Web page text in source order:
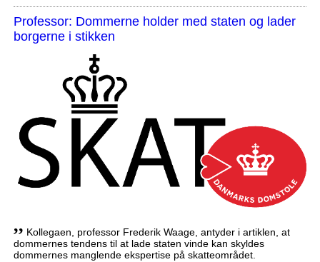
Professor: Dommerne holder med staten og lader
borgerne i stikken
,, Kollegaen, professor Frederik Waage, antyder i artiklen, at
dommernes tendens til at lade staten vinde kan skyldes
dommernes manglende ekspertise på skatteområdet.